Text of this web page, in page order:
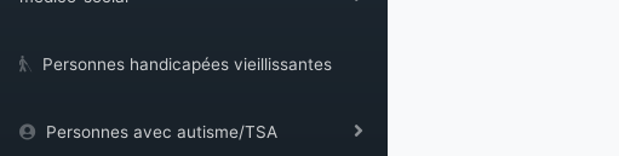
Personnes handicapées vieillissantes
Personnes avec autisme/TSA